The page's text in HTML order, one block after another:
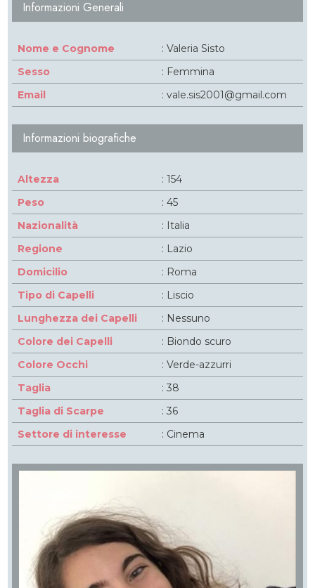
Informazioni Generali
Nome e Cognome
: Valeria Sisto
Sesso
: Femmina
Email
: vale.sis2001@gmail.com
Informazioni biografiche
Altezza
: 154
Peso
: 45
Nazionalità
: Italia
Regione
: Lazio
Domicilio
: Roma
Tipo di Capelli
: Liscio
Lunghezza dei Capelli
: Nessuno
Colore dei Capelli
: Biondo scuro
Colore Occhi
: Verde-azzurri
Taglia
: 38
Taglia di Scarpe
: 36
Settore di interesse
: Cinema